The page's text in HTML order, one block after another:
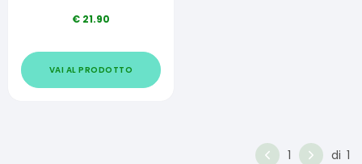
€ 21.90
VAI AL PRODOTTO
1 di 1